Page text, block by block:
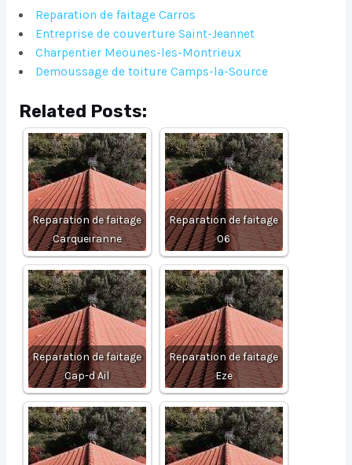
Reparation de faitage Carros
Entreprise de couverture Saint-Jeannet
Charpentier Meounes-les-Montrieux
Demoussage de toiture Camps-la-Source
Related Posts:
Reparation de faitage
Carqueiranne
Reparation de faitage
06
Reparation de faitage
Cap-d Ail
Reparation de faitage
Eze